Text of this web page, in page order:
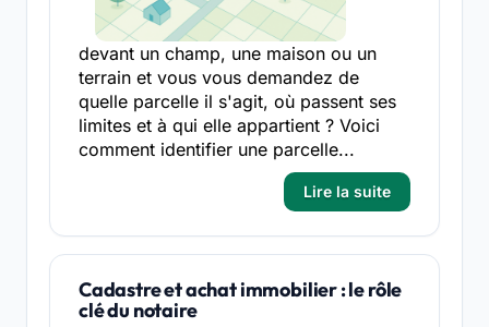
devant un champ, une maison ou un
terrain et vous vous demandez de
quelle parcelle il s'agit, où passent ses
limites et à qui elle appartient ? Voici
comment identifier une parcelle...
Lire la suite
Cadastre et achat immobilier : le rôle
clé du notaire